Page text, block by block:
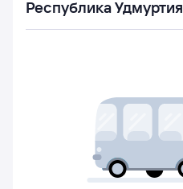
Республика Удмуртия